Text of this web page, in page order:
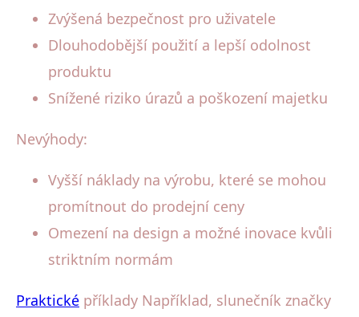
Zvýšená bezpečnost pro uživatele
Dlouhodobější použití a lepší odolnost
produktu
Snížené riziko úrazů a poškození majetku
Nevýhody:
Vyšší náklady na výrobu, které se mohou
promítnout do prodejní ceny
Omezení na design a možné inovace kvůli
striktním normám
Praktické příklady Například, slunečník značky